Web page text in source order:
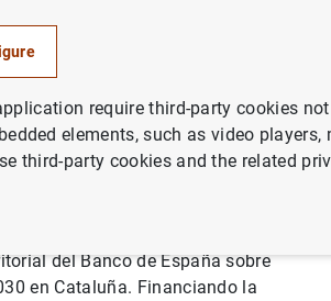
Transición
ambientales,
del Banco de España sobre
en Cataluña. Financiando la
require third-party cookies
elements, such as video players,
third-party cookies and the related